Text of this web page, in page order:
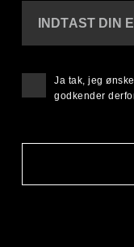
INDTAST DIN
Ja tak, jeg
godkender